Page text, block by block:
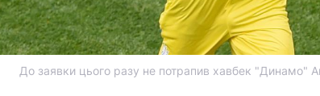
До заявки цього разу не потрапив хавбек "Динамо"